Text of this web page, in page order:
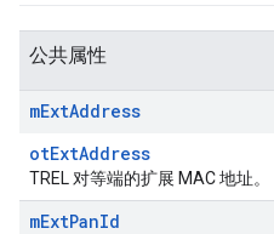
公共属性
mExtAddress
otExtAddress
TREL 对等端的扩展 MAC 地址。
mExtPanId